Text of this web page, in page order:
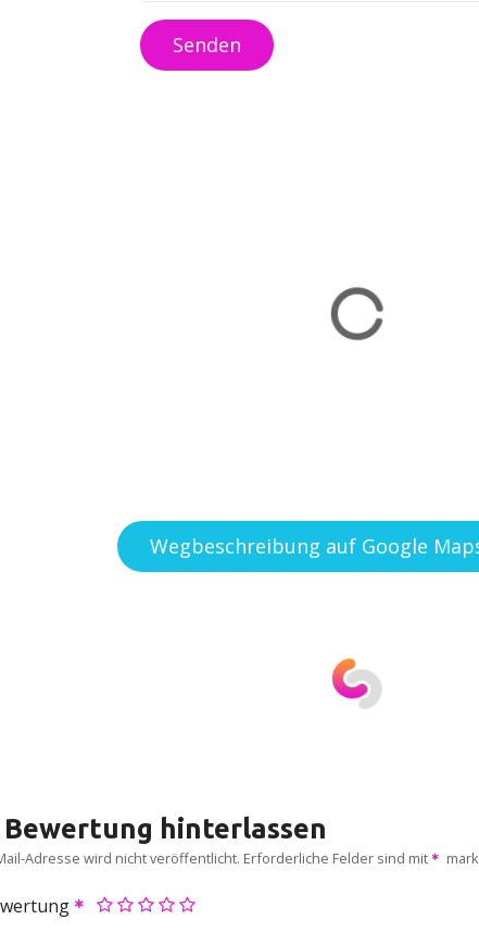
Senden
Wegbeschreibung auf Google
Bewertung hinterlassen
Adresse wird nicht veröffentlicht. Erforderliche Felder sind mit